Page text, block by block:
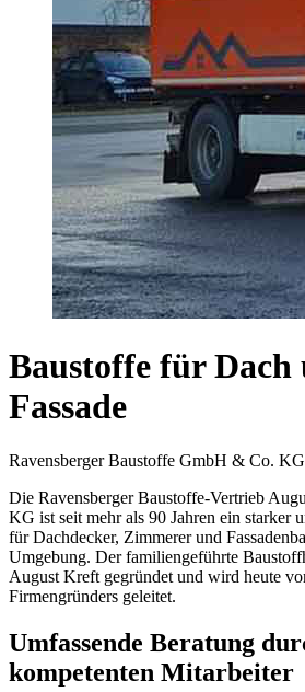
Baustoffe für Dach
Fassade
Ravensberger Baustoffe GmbH & Co.
Die Ravensberger Baustoffe-Vertrieb
KG ist seit mehr als 90 Jahren ein starker
für Dachdecker, Zimmerer und
Umgebung. Der familiengeführte
August Kreft gegründet und wird heute
Firmengründers geleitet.
Umfassende Beratung
kompetenten Mitarbeiter